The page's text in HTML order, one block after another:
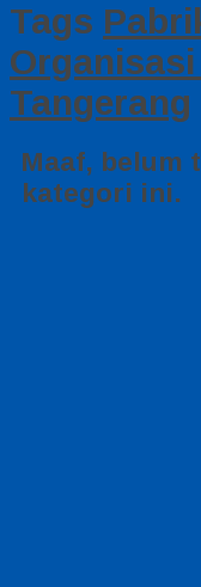
Tags
Tangerang
Maaf, belum
kategori ini.